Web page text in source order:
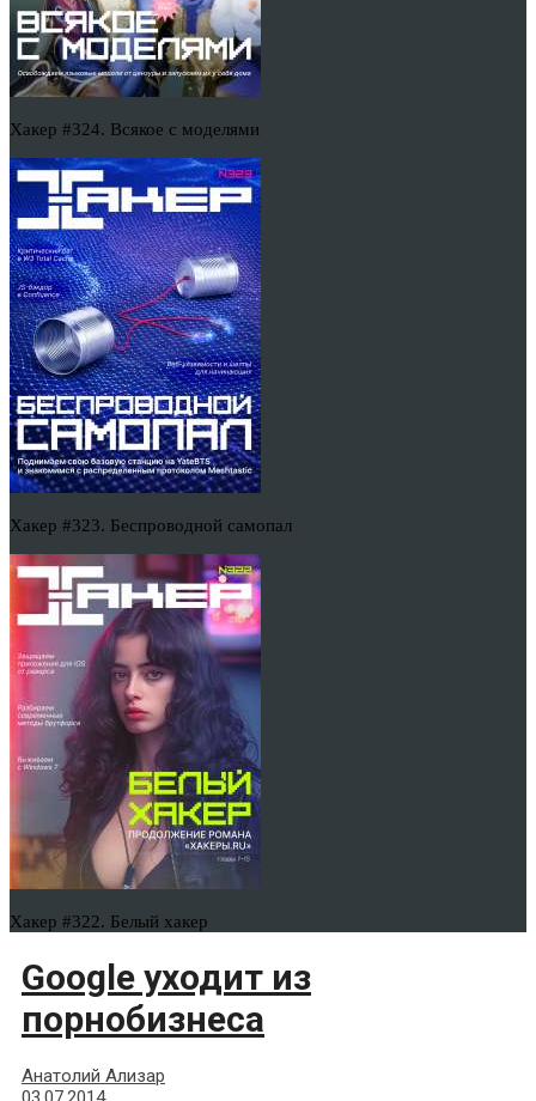
Хакер #324. Всякое с моделями
Хакер #323. Беспроводной самопал
Хакер #322. Белый хакер
Google уходит из
порнобизнеса
Анатолий Ализар